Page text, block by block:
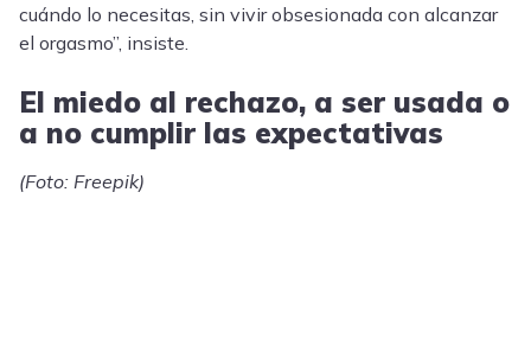
cuándo lo necesitas, sin vivir obsesionada con alcanzar
el orgasmo”, insiste.
El miedo al rechazo, a ser usada o
a no cumplir las expectativas
(Foto: Freepik)